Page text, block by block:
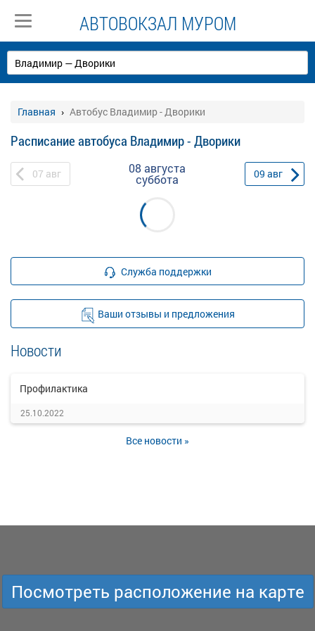
АВТОВОКЗАЛ МУРОМ
Главная Автобус Владимир - Дворики
Расписание автобуса Владимир - Дворики
07 авг 08 августа
суббота 09 авг
Служба поддержки
Ваши отзывы и предложения
Новости
Профилактика
25.10.2022
Все новости »
Посмотреть расположение на карте